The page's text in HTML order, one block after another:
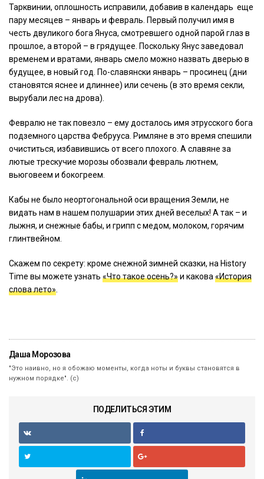
Тарквинии, оплошность исправили, добавив в календарь еще
пару месяцев – январь и февраль. Первый получил имя в
честь двуликого бога Януса, смотревшего одной парой глаз в
прошлое, а второй – в грядущее. Поскольку Янус заведовал
временем и вратами, январь смело можно назвать дверью в
будущее, в новый год. По-славянски январь – просинец (дни
становятся яснее и длиннее) или сечень (в это время секли,
вырубали лес на дрова).
Февралю не так повезло – ему досталось имя этрусского бога
подземного царства Фебрууса. Римляне в это время спешили
очиститься, избавившись от всего плохого. А славяне за
лютые трескучие морозы обозвали февраль лютнем,
вьюговеем и бокогреем.
Кабы не было неортогональной оси вращения Земли, не
видать нам в нашем полушарии этих дней веселых! А так – и
лыжня, и снежные бабы, и грипп с медом, молоком, горячим
глинтвейном.
Скажем по секрету: кроме снежной зимней сказки, на History
Time вы можете узнать «Что такое осень?»и какова«История
слова лето».
Даша Морозова
"Это наивно, но я обожаю моменты, когда ноты и буквы становятся в
нужном порядке". (с)
ПОДЕЛИТЬСЯ ЭТИМ